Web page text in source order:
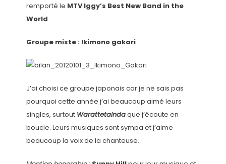
remporté le MTV Iggy’s Best New Band in the
World
Groupe mixte : Ikimono gakari
J’ai choisi ce groupe japonais car je ne sais pas
pourquoi cette année j’ai beaucoup aimé leurs
singles, surtout Warattetaindaque j’écoute en
boucle. Leurs musiques sont sympa et j’aime
beaucoup la voix de la chanteuse.